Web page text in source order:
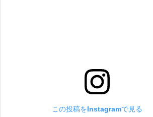
この投稿をInstagramで見る